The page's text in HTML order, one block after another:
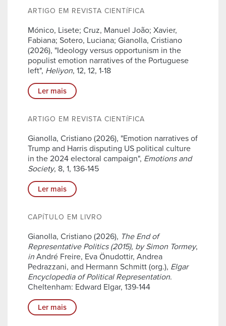
ARTIGO EM REVISTA CIENTÍFICA
Mónico, Lisete; Cruz, Manuel João; Xavier,
Fabiana; Sotero, Luciana; Gianolla, Cristiano
(2026), "Ideology versus opportunism in the
populist emotion narratives of the Portuguese
left", Heliyon, 12, 12, 1-18
Ler mais
ARTIGO EM REVISTA CIENTÍFICA
Gianolla, Cristiano (2026), "Emotion narratives of
Trump and Harris disputing US political culture
in the 2024 electoral campaign", Emotions and
Society, 8, 1, 136-145
Ler mais
CAPÍTULO EM LIVRO
Gianolla, Cristiano (2026), The End of
Representative Politics (2015), by Simon Tormey,
in André Freire, Eva Önudottir, Andrea
Pedrazzani, and Hermann Schmitt (org.), Elgar
Encyclopedia of Political Representation.
Cheltenham: Edward Elgar, 139-144
Ler mais